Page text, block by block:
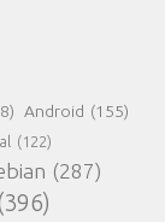
Android (155)
(122)
(287)